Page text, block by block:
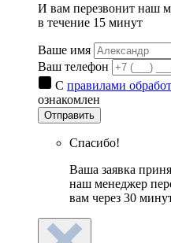
И вам перезвонит наш
в течение 15 минут
Ваше имя
Ваш телефон
С правилами
ознакомлен
Отправить
Спасибо!
Ваша заявка
наш менеджер
вам через 30